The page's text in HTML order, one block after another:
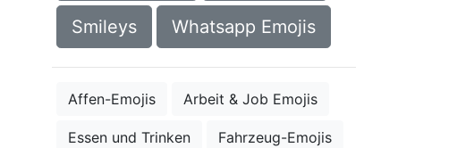
Smileys Whatsapp Emojis
Affen-Emojis Arbeit & Job Emojis
Essen und Trinken Fahrzeug-Emojis